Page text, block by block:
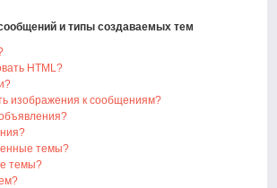
и типы создаваемых тем
HTML?
изображения к сообщениям?
темы?
темы?